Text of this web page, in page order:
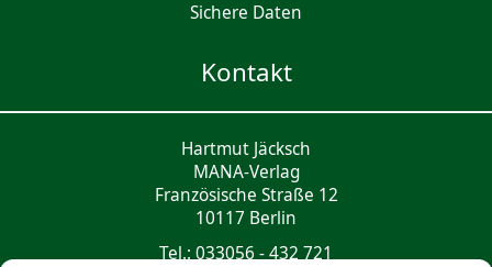
Sichere Daten
Kontakt
Hartmut Jäcksch
MANA-Verlag
Französische Straße 12
10117 Berlin
Tel.: 033056 - 432 721